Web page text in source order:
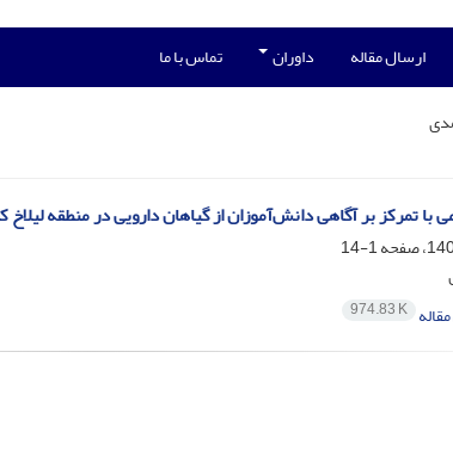
ارسال مقاله داوران تماس با ما
با تمرکز بر آگاهی دانش‌آموزان از گیاهان دارویی در منطقه
1-14
974.83 K